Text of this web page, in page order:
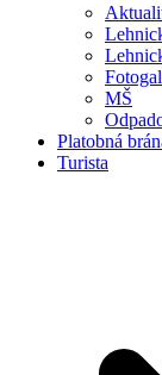
MŠ
Platobná
Turista